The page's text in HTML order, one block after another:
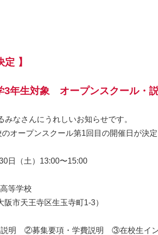
】
年生対象 オープンスクール・
みなさんにうれしいお知らせです。
オープンスクール第1回目の開催日が決定
（土）13:00〜15:00
等学校
天王寺区生玉寺町1-3）
②募集要項・学費説明 ③在校生イン